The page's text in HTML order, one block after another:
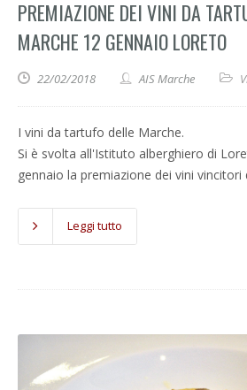
PREMIAZIONE DEI VINI DA
MARCHE 12 GENNAIO LORETO
22/02/2018 AIS Marche
I vini da tartufo delle Marche.
Si è svolta all'Istituto alberghiero di
gennaio la premiazione dei vini vincitori
Leggi tutto